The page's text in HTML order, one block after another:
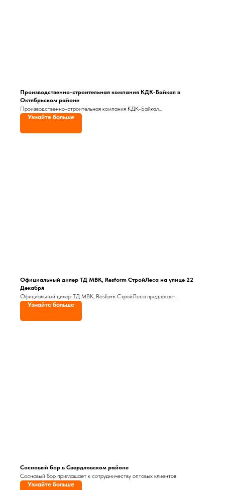
Производственно-строительная компания КДК-Байкал в
Октябрьском районе
Производственно-строительная компания КДК-Байкал
специализируется на строительстве бань и саун, домов под ключ, а также
Узнайте больше
Официальный дилер ТД МВК, Resform СтройЛеса на улице 22
Декабря
Официальный дилер ТД МВК, Resform СтройЛеса предлагает
ознакомиться со своим ассортиментом всем, кто собирается начать
Узнайте больше
Сосновый бор в Свердловском районе
Сосновый бор приглашает к сотрудничеству оптовых клиентов
Узнайте больше